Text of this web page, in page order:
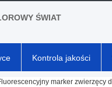
ŚWIAT
Kontrola jakości
marker zwierzęcy